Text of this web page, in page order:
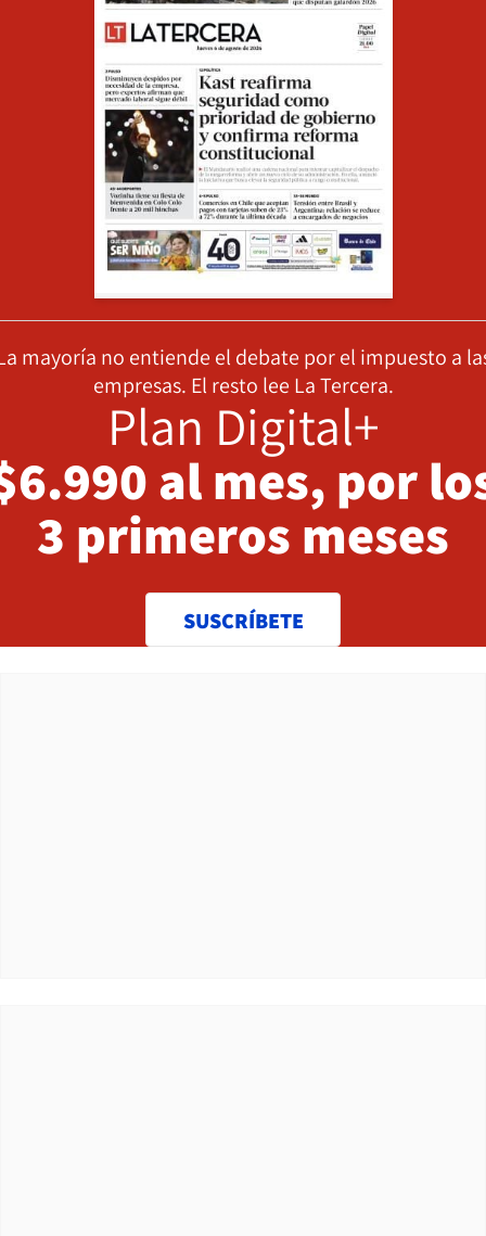
mayoría no entiende el debate por el impuesto a
empresas. El resto lee La Tercera.
Plan Digital+
al mes, por
3 primeros meses
SUSCRÍBETE